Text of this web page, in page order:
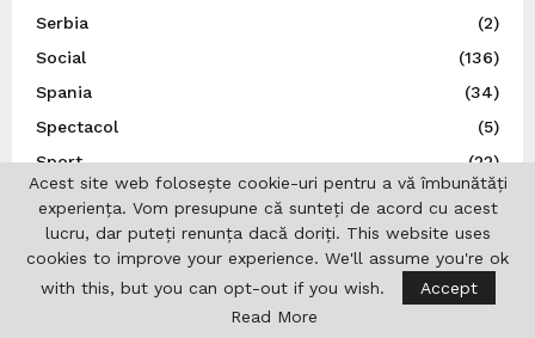
Serbia
(2)
Social
(136)
Spania
(34)
Spectacol
(5)
Sport
(22)
Statele Unite ale Americii
Știință
(5)
Suedia
(14)
Ţările de Jos
(7)
Acest site web folosește cookie-uri pentru a vă îmbunătăți
experiența. Vom presupune că sunteți de acord cu acest
lucru, dar puteți renunța dacă doriți. This website uses
cookies to improve your experience. We'll assume you're ok
with this, but you can opt-out if you wish.
Accept
Read More